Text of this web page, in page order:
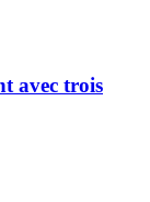
avec trois